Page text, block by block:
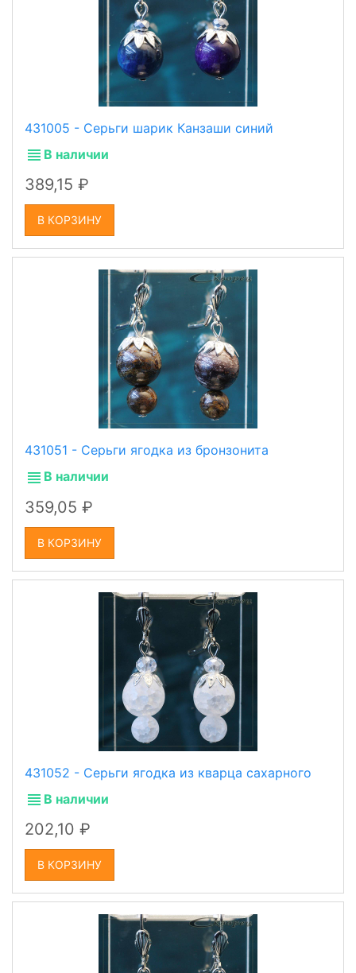
431005 - Серьги шарик Канзаши синий
В наличии
389,15
В КОРЗИНУ
431051 - Серьги ягодка из бронзонита
В наличии
359,05
В КОРЗИНУ
431052 - Серьги ягодка из кварца сахарного
В наличии
202,10
В КОРЗИНУ